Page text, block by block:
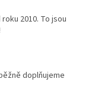
2010. To jsou
doplňujeme